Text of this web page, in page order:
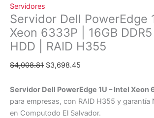
Servidores
Servidor Dell PowerEdge
Xeon 6333P | 16GB
HDD | RAID H355
$4,008.81 $3,698.45
Servidor Dell PowerEdge 1U – Intel Xeon
para empresas, con RAID H355 y garantía
en Computodo El Salvador.